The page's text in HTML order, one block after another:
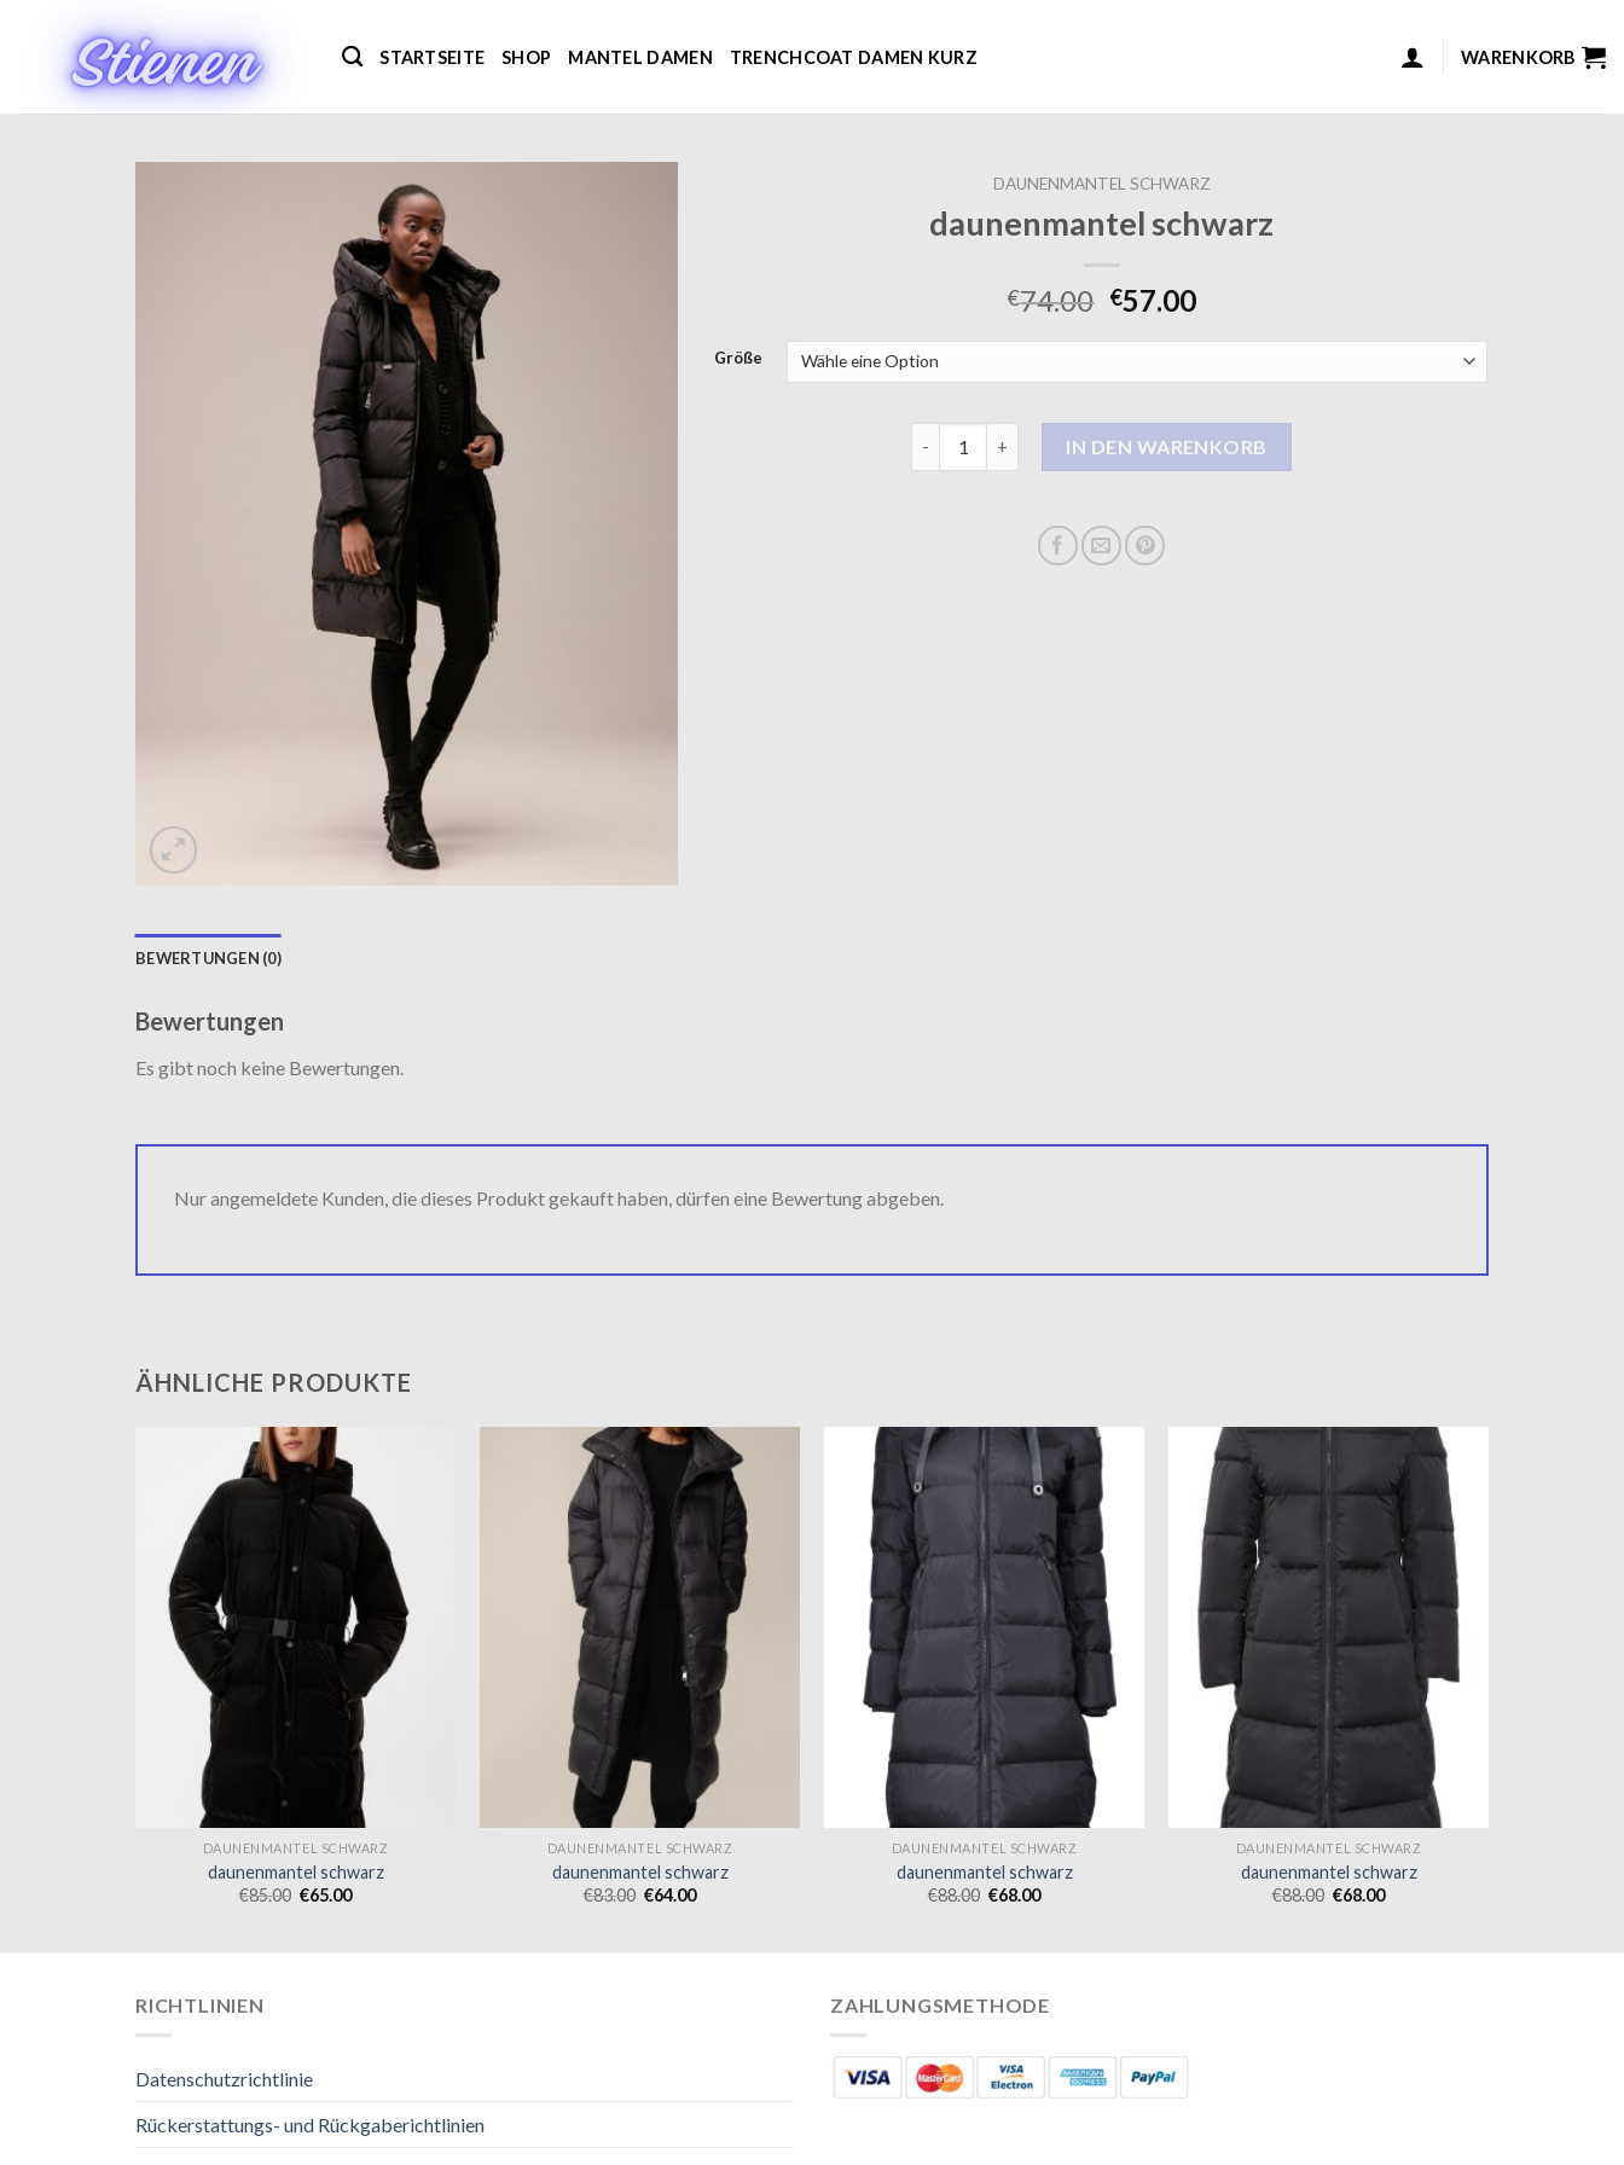
STARTSEITE SHOP MANTEL DAMEN TRENCHCOAT DAMEN KURZ WARENKORB
DAUNENMANTEL SCHWARZ
daunenmantel schwarz
€74.00 €57.00
Größe
IN DEN WARENKORB
BEWERTUNGEN (0)
Bewertungen
Es gibt noch keine Bewertungen.
Nur angemeldete Kunden, die dieses Produkt gekauft haben, dürfen eine Bewertung abgeben.
ÄHNLICHE PRODUKTE
DAUNENMANTEL SCHWARZ
daunenmantel schwarz
€85.00 €65.00
DAUNENMANTEL SCHWARZ
daunenmantel schwarz
€83.00 €64.00
DAUNENMANTEL SCHWARZ
daunenmantel schwarz
€88.00 €68.00
DAUNENMANTEL SCHWARZ
daunenmantel schwarz
€88.00 €68.00
RICHTLINIEN
Datenschutzrichtlinie
Rückerstattungs- und Rückgaberichtlinien
ZAHLUNGSMETHODE